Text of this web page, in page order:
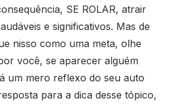
SE ROLAR, atrair
e significativos. Mas de
nisso como uma meta, olhe
você, se aparecer alguém
um mero reflexo do seu auto
para a dica desse tópico,